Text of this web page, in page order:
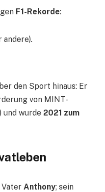
F1-Rekorde:
andere).
den Sport hinaus: Er
von MINT-
wurde 2021 zum
Vater Anthony; sein